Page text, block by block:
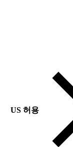
US 허용